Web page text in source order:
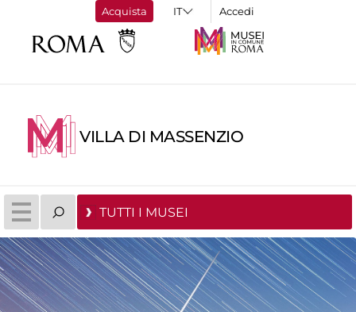
Acquista Accedi
VILLA DI MASSENZIO
TUTTI I MUSEI